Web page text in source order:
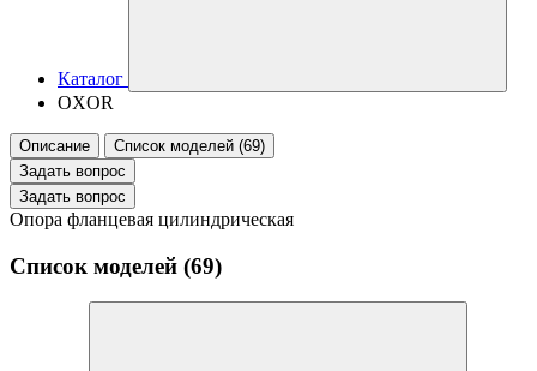
Каталог
OXOR
Описание
Список моделей (69)
Задать вопрос
Задать вопрос
Опора фланцевая цилиндрическая
Список моделей (69)